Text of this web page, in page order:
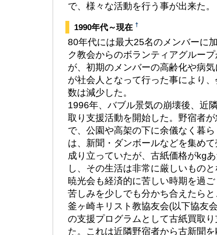
で、様々な活動を行う事が出来た。
1990年代～現在 †
80年代には最大25名のメンバーに
ク教会からのボランティアグルー
が、初期のメンバーの高齢化や病
が社会人となって行った事により
数は減少した。
1996年、バブル景気の崩壊後、近
取り支援活動を開始した。野宿者
で、公園や高架の下に余儀なく暮
は、新聞・ダンボールなどを集め
成り立っていたが、古紙価格がkg
し、その生活は非常に厳しいもの
暁光会も経済的に苦しい時期を過
苦しみを少しでも分かち合えたら
釜ヶ崎キリスト教協友会(以下協友
の支援プログラムとして古紙買取
た。これは近隣野宿者から古新聞